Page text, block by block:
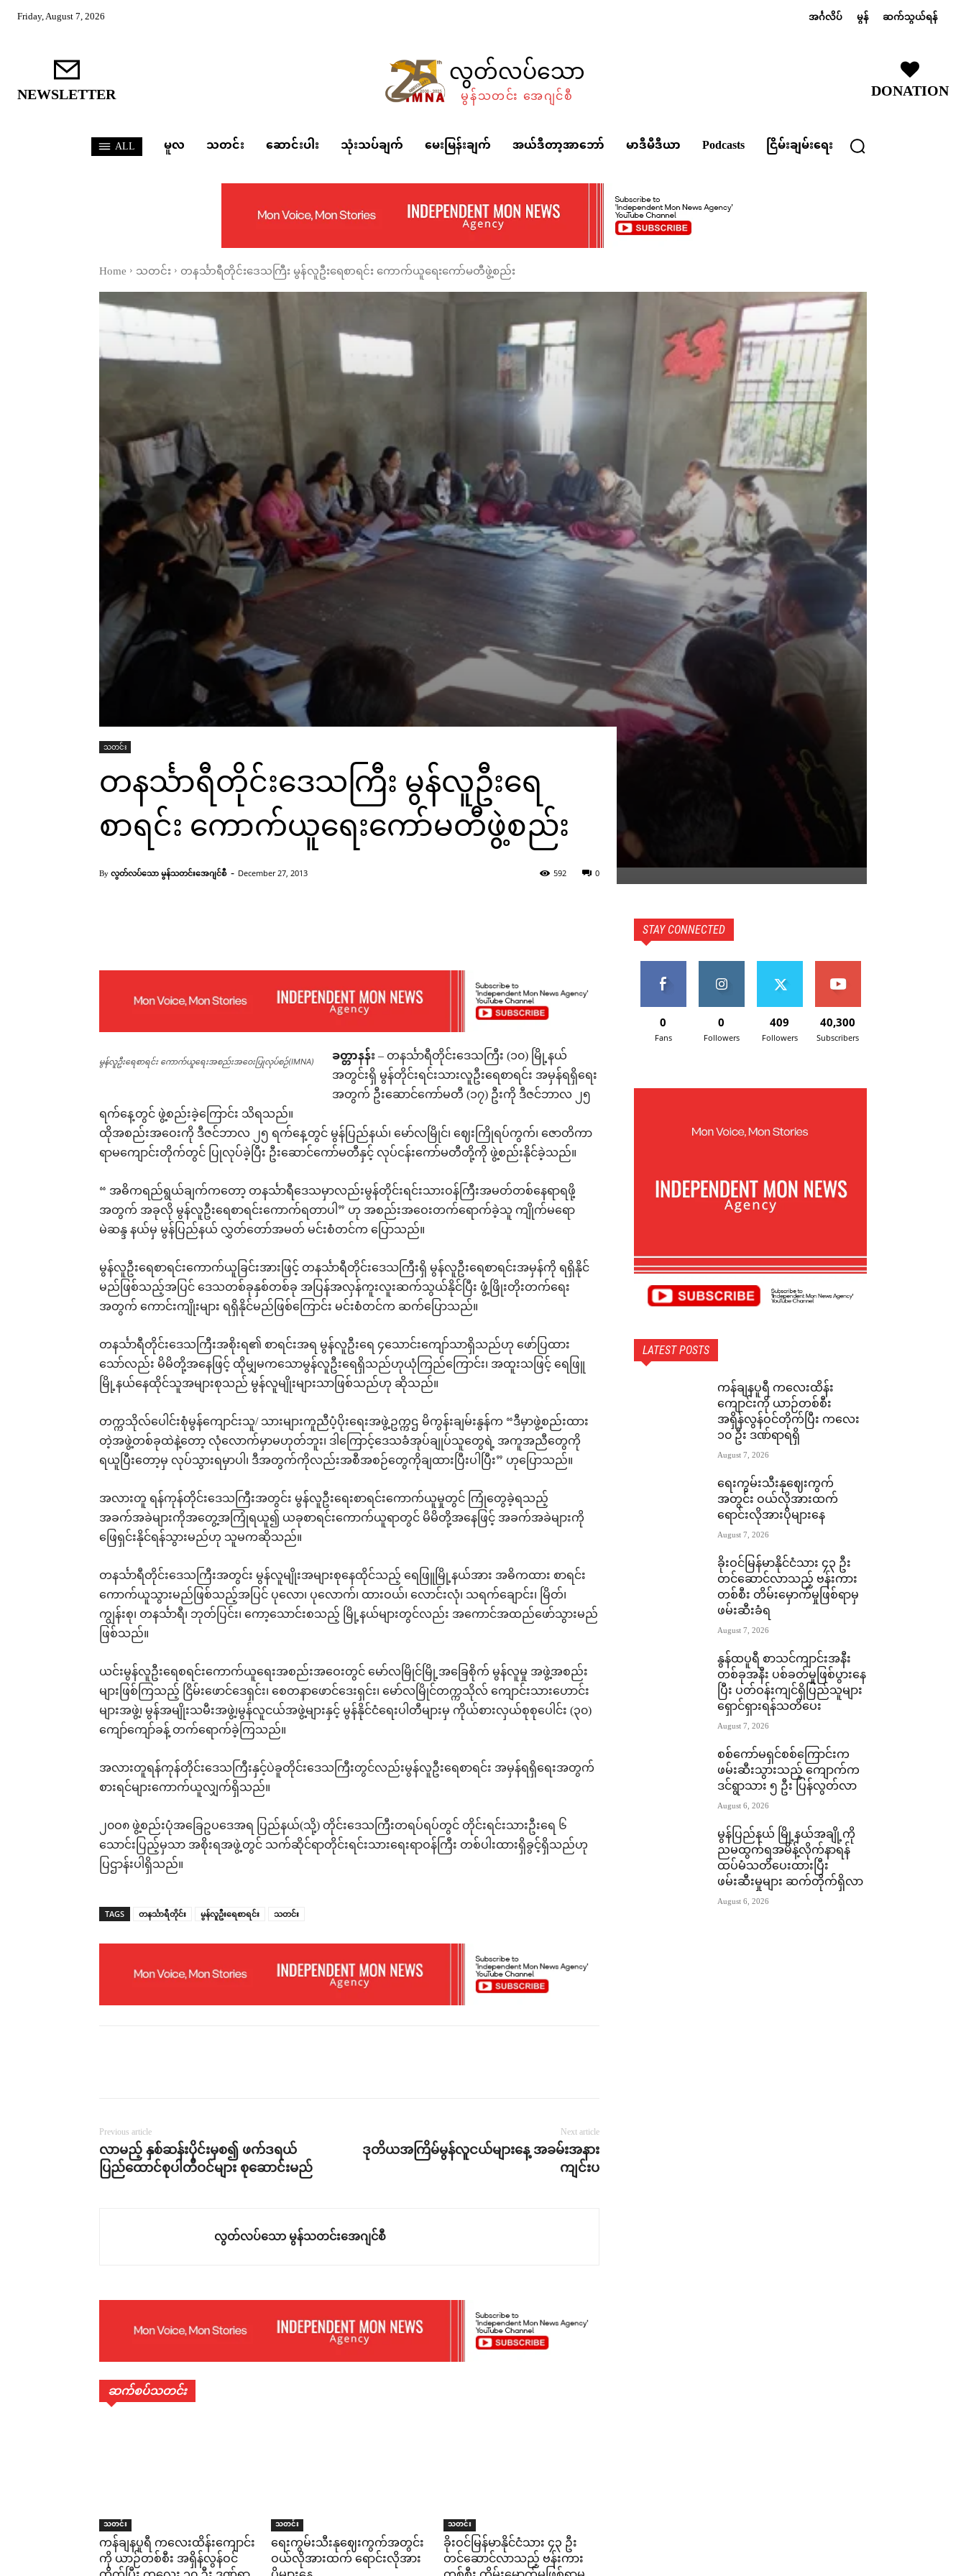
Friday, August 7, 2026 အင်္ဂလိပ် မွန် ဆက်သွယ်ရန်
NEWSLETTER လွတ်လပ်သော
မွန်သတင်း အေဂျင်စီ DONATION
ALL မူလ သတင်း ဆောင်းပါး သုံးသပ်ချက် မေးမြန်းချက် အယ်ဒီတာ့အာဘော် မာဒီမီဒီယာ Podcasts ငြိမ်းချမ်းရေး
Home သတင်း တနင်္သာရီတိုင်းဒေသကြီး မွန်လူဦးရေစာရင်း ကောက်ယူရေးကော်မတီဖွဲ့စည်း
မွန်လူဦးရေစာရင်း ကောက်ယူရေးအစည်းအဝေးပြုလုပ်စဉ်(IMNA)
သတင်း
တနင်္သာရီတိုင်းဒေသကြီး မွန်လူဦးရေ
စာရင်း ကောက်ယူရေးကော်မတီဖွဲ့စည်း
By လွတ်လပ်သော မွန်သတင်းအေဂျင်စီ - December 27, 2013 0
592
မွန်လူဦးရေစာရင်း ကောက်ယူရေးအစည်းအဝေးပြုလုပ်စဉ်(IMNA) ခတ္တာနန်း– တနင်္သာရီတိုင်းဒေသကြီး (၁၀) မြို့နယ်
အတွင်းရှိ မွန်တိုင်းရင်းသားလူဦးရေစာရင်း အမှန်ရရှိရေး
အတွက် ဦးဆောင်ကော်မတီ (၁၇) ဦးကို ဒီဇင်ဘာလ ၂၅
ရက်နေ့တွင် ဖွဲ့စည်းခဲ့ကြောင်း သိရသည်။
ထိုအစည်းအဝေးကို ဒီဇင်ဘာလ ၂၅ ရက်နေ့တွင် မွန်ပြည်နယ်၊ မော်လမြိုင်၊ ဈေးကြိုရပ်ကွက်၊ ဇောတိကာ
ရာမကျောင်းတိုက်တွင် ပြုလုပ်ခဲ့ပြီး ဦးဆောင်ကော်မတီနှင့် လုပ်ငန်းကော်မတီတို့ကို ဖွဲ့စည်းနိုင်ခဲ့သည်။
“ အဓိကရည်ရွယ်ချက်ကတော့ တနင်္သာရီဒေသမှာလည်းမွန်တိုင်းရင်းသားဝန်ကြီးအမတ်တစ်နေရာရဖို့
အတွက် အခုလို မွန်လူဦးရေစာရင်းကောက်ရတာပါ” ဟု အစည်းအဝေးတက်ရောက်ခဲ့သူ ကျိုက်မရော
မဲဆန္ဒ နယ်မှ မွန်ပြည်နယ် လွှတ်တော်အမတ် မင်းစံတင်က ပြောသည်။
မွန်လူဦးရေစာရင်းကောက်ယူခြင်းအားဖြင့် တနင်္သာရီတိုင်းဒေသကြီးရှိ မွန်လူဦးရေစာရင်းအမှန်ကို ရရှိနိုင်
မည်ဖြစ်သည့်အပြင် ဒေသတစ်ခုနှစ်တစ်ခု အပြန်အလှန်ကူးလူးဆက်သွယ်နိုင်ပြီး ဖွံ့ဖြိုးတိုးတက်ရေး
အတွက် ကောင်းကျိုးများ ရရှိနိုင်မည်ဖြစ်ကြောင်း မင်းစံတင်က ဆက်ပြောသည်။
တနင်္သာရီတိုင်းဒေသကြီးအစိုးရ၏ စာရင်းအရ မွန်လူဦးရေ ၄သောင်းကျော်သာရှိသည်ဟု ဖော်ပြထား
သော်လည်း မိမိတို့အနေဖြင့် ထိုမျှမကသောမွန်လူဦးရေရှိသည်ဟုယုံကြည်ကြောင်း၊ အထူးသဖြင့် ရေဖြူ
မြို့နယ်နေထိုင်သူအများစုသည် မွန်လူမျိုးများသာဖြစ်သည်ဟု ဆိုသည်။
တက္ကသိုလ်ပေါင်းစုံမွန်ကျောင်းသူ/ သားများကူညီပံ့ပိုးရေးအဖွဲ့ဥက္ကဌ မိကွန်းချမ်းနွန်က “ဒီမှာဖွဲ့စည်းထား
တဲ့အဖွဲ့တစ်ခုထဲနဲ့တော့ လုံလောက်မှာမဟုတ်ဘူး၊ ဒါကြောင့်ဒေသခံအုပ်ချုပ်သူတွေရဲ့ အကူအညီတွေကို
ရယူပြီးတော့မှ လုပ်သွားရမှာပါ၊ ဒီအတွက်ကိုလည်းအစီအစဉ်တွေကိုချထားပြီးပါပြီး” ဟုပြောသည်။
အလားတူ ရန်ကုန်တိုင်းဒေသကြီးအတွင်း မွန်လူဦးရေးစာရင်းကောက်ယူမှုတွင် ကြုံတွေခဲ့ရသည့်
အခက်အခဲများကိုအတွေ့အကြုံရယူ၍ ယခုစာရင်းကောက်ယူရာတွင် မိမိတို့အနေဖြင့် အခက်အခဲများကို
ဖြေရှင်းနိုင်ရန်သွားမည်ဟု သူမကဆိုသည်။
တနင်္သာရီတိုင်းဒေသကြီးအတွင်း မွန်လူမျိုးအများစုနေထိုင်သည့် ရေဖြူမြို့နယ်အား အဓိကထား စာရင်း
ကောက်ယူသွားမည်ဖြစ်သည့်အပြင် ပုလော၊ ပုလောက်၊ ထားဝယ်၊ လောင်းလုံ၊ သရက်ချောင်း၊ မြိတ်၊
ကျွန်းစု၊ တနင်္သာရီ၊ ဘုတ်ပြင်း၊ ကော့သောင်းစသည့် မြို့နယ်များတွင်လည်း အကောင်အထည်ဖော်သွားမည်
ဖြစ်သည်။
ယင်းမွန်လူဦးရေစရင်းကောက်ယူရေးအစည်းအဝေးတွင် မော်လမြိုင်မြို့အခြေစိုက် မွန်လူမှု အဖွဲ့အစည်း
များဖြစ်ကြသည့် ငြိမ်းဖောင်ဒေရှင်း၊ စေတနာဖောင်ဒေးရှင်း၊ မော်လမြိုင်တက္ကသိုလ် ကျောင်းသားဟောင်း
များအဖွဲ့၊ မွန်အမျိုးသမီးအဖွဲ့၊မွန်လူငယ်အဖွဲ့များနှင့် မွန်နိုင်ငံရေးပါတီများမှ ကိုယ်စားလှယ်စုစုပေါင်း (၃၀)
ကျော်ကျော်ခန့် တက်ရောက်ခဲ့ကြသည်။
အလားတူရန်ကုန်တိုင်းဒေသကြီးနှင့်ပဲခူတိုင်းဒေသကြီးတွင်လည်းမွန်လူဦးရေစာရင်း အမှန်ရရှိရေးအတွက်
စားရင်များကောက်ယူလျှက်ရှိသည်။
၂၀ဝ၈ ဖွဲ့စည်းပုံအခြေဥပဒေအရ ပြည်နယ်(သို့) တိုင်းဒေသကြီးတရပ်ရပ်တွင် တိုင်းရင်းသားဦးရေ ၆
သောင်းပြည့်မှသာ အစိုးရအဖွဲ့တွင် သက်ဆိုင်ရာတိုင်းရင်းသားရေးရာဝန်ကြီး တစ်ပါးထားရှိခွင့်ရှိသည်ဟု
ပြဌာန်းပါရှိသည်။
TAGS တနင်္သာရီတိုင်း မွန်လူဦးရေစာရင်း သတင်း
Previous article
လာမည့် နှစ်ဆန်းပိုင်းမှစ၍ ဖက်ဒရယ်
ပြည်ထောင်စုပါတီဝင်များ စုဆောင်းမည်
Next article
ဒုတိယအကြိမ်မွန်လူငယ်များနေ့ အခမ်းအနား
ကျင်းပ
လွတ်လပ်သော မွန်သတင်းအေဂျင်စီ
ဆက်စပ်သတင်း
သတင်း
ကန်ချနပူရီ ကလေးထိန်းကျောင်း
ကို ယာဉ်တစ်စီး အရှိန်လွန်ဝင်
သတင်း
ရေးကွမ်းသီးနုဈေးကွက်အတွင်း
ဝယ်လိုအားထက် ရောင်းလိုအား
သတင်း
ခိုးဝင်မြန်မာနိုင်ငံသား ၄၃ ဦး
တင်ဆောင်လာသည့် ဗန်းကား
STAY CONNECTED
0
Fans
0
Followers
409
Followers
40,300
Subscribers
LATEST POSTS
ကန်ချနပူရီ ကလေးထိန်း
ကျောင်းကို ယာဉ်တစ်စီး
အရှိန်လွန်ဝင်တိုက်ပြီး ကလေး
၁၀ ဦး ဒဏ်ရာရရှိ
August 7, 2026
ရေးကွမ်းသီးနုဈေးကွက်
အတွင်း ဝယ်လိုအားထက်
ရောင်းလိုအားပိုများနေ
August 7, 2026
ခိုးဝင်မြန်မာနိုင်ငံသား ၄၃ ဦး
တင်ဆောင်လာသည့် ဗန်းကား
တစ်စီး တိမ်းမှောက်မှုဖြစ်ရာမှ
ဖမ်းဆီးခံရ
August 7, 2026
နွန်ထပူရီ စာသင်ကျာင်းအနီး
တစ်ခုအနီး ပစ်ခတ်မှုဖြစ်ပွားနေ
ပြီး ပတ်ဝန်းကျင်ရှိပြည်သူများ
ရှောင်ရှားရန်သတိပေး
August 7, 2026
စစ်ကော်မရှင်စစ်ကြောင်းက
ဖမ်းဆီးသွားသည့် ကျောက်က
ဒင်ရွာသား ၅ ဦး ပြန်လွတ်လာ
August 6, 2026
မွန်ပြည်နယ် မြို့နယ်အချို့ကို
ညမထွက်ရအမိန့်လိုက်နာရန်
ထပ်မံသတိပေးထားပြီး
ဖမ်းဆီးမှုများ ဆက်တိုက်ရှိလာ
August 6, 2026